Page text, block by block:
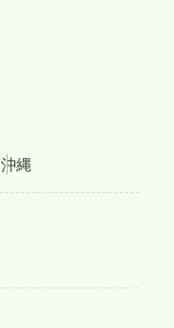
沖縄